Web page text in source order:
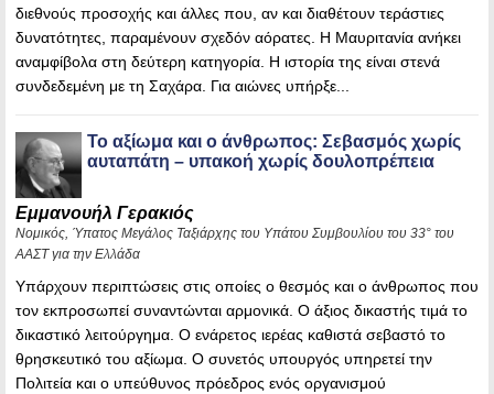
διεθνούς προσοχής και άλλες που, αν και διαθέτουν τεράστιες
δυνατότητες, παραμένουν σχεδόν αόρατες. Η Μαυριτανία ανήκει
αναμφίβολα στη δεύτερη κατηγορία. Η ιστορία της είναι στενά
συνδεδεμένη με τη Σαχάρα. Για αιώνες υπήρξε...
Το αξίωμα και ο άνθρωπος: Σεβασμός χωρίς
αυταπάτη – υπακοή χωρίς δουλοπρέπεια
Εμμανουήλ Γερακιός
Νομικός, Ύπατος Μεγάλος Ταξιάρχης του Υπάτου Συμβουλίου του 33° του
ΑΑΣΤ για την Ελλάδα
Υπάρχουν περιπτώσεις στις οποίες ο θεσμός και ο άνθρωπος που
τον εκπροσωπεί συναντώνται αρμονικά. Ο άξιος δικαστής τιμά το
δικαστικό λειτούργημα. Ο ενάρετος ιερέας καθιστά σεβαστό το
θρησκευτικό του αξίωμα. Ο συνετός υπουργός υπηρετεί την
Πολιτεία και ο υπεύθυνος πρόεδρος ενός οργανισμού